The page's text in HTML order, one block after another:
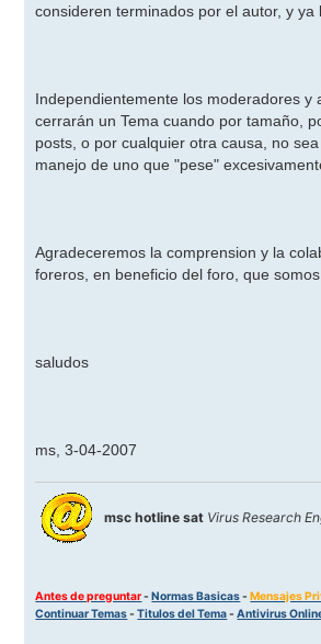
consideren terminados por el autor, y ya
Independientemente los moderadores y
cerrarán un Tema cuando por tamaño,
posts, o por cualquier otra causa, no
manejo de uno que "pese"
Agradeceremos la comprension y la
foreros, en beneficio del foro, que
saludos
ms, 3-04-2007
msc hotline sat Virus Research
Antes de preguntar-Normas Basicas-Mensajes
Continuar Temas-Titulos del Tema-Antivirus